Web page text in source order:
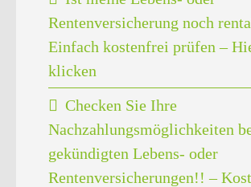
Rentenversicherung noch
Einfach kostenfrei prüfen –
klicken
Checken Sie Ihre
Nachzahlungsmöglichkeiten
gekündigten Lebens- oder
Rentenversicherungen!! –